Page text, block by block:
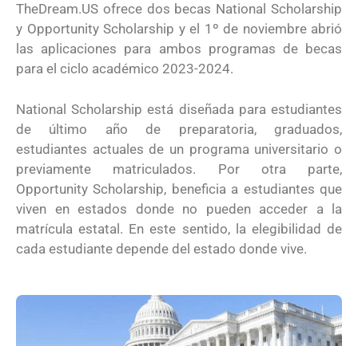
TheDream.US ofrece dos becas National Scholarship
y Opportunity Scholarship y el 1º de noviembre abrió
las aplicaciones para ambos programas de becas
para el ciclo académico 2023-2024.
National Scholarship está diseñada para estudiantes
de último año de preparatoria, graduados,
estudiantes actuales de un programa universitario o
previamente matriculados. Por otra parte,
Opportunity Scholarship, beneficia a estudiantes que
viven en estados donde no pueden acceder a la
matrícula estatal. En este sentido, la elegibilidad de
cada estudiante depende del estado donde vive.